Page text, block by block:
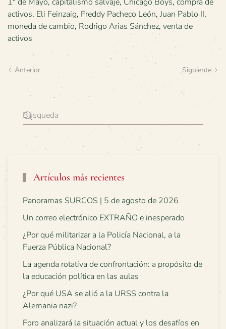
activos, Eli Feinzaig, Freddy Pacheco León, Juan Pablo II,
moneda de cambio, Rodrigo Arias Sánchez, venta de
activos
Anterior Siguiente
Artículos más recientes
Panoramas SURCOS | 5 de agosto de 2026
Un correo electrónico EXTRAÑO e inesperado
¿Por qué militarizar a la Policía Nacional, a la
Fuerza Pública Nacional?
La agenda rotativa de confrontación: a propósito de
la educación política en las aulas
¿Por qué USA se alió a la URSS contra la
Alemania nazi?
Foro analizará la situación actual y los desafíos en